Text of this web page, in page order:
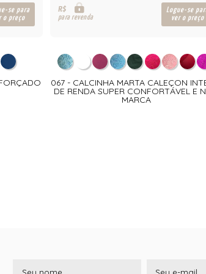
se para
o preço
R$
para revenda
Logue-se
ver o preço
067 - CALCINHA MARTA CALEÇON
DE RENDA SUPER CONFORTÁVEL E
MARCA